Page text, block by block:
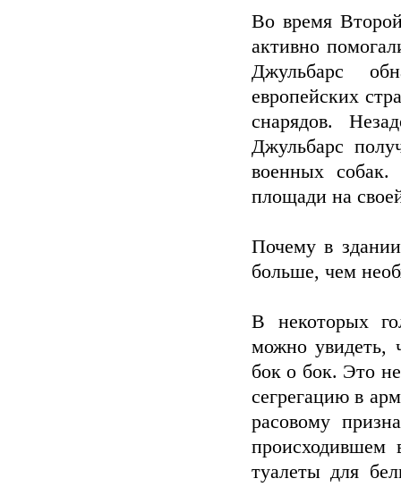
Во время
активно
Джульбарс
европейских
снарядов.
Джульбарс
военных
площади на
Почему в
больше, чем
В некоторых
можно увидеть,
бок о бок. Это не
сегрегацию в
расовому
туалеты для